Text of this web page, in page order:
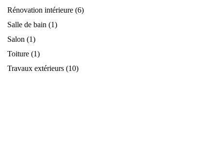
Rénovation intérieure (6)
Salle de bain (1)
Salon (1)
Toiture (1)
Travaux extérieurs (10)